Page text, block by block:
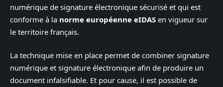
numérique de signature électronique sécurisé et qui est
conforme à la norme européenne eIDAS en vigueur sur
le territoire français.
La technique mise en place permet de combiner signature
numérique et signature électronique afin de produire un
document infalsifiable. Et pour cause, il est possible de